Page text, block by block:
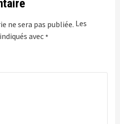
ne sera pas publiée. Les
avec *